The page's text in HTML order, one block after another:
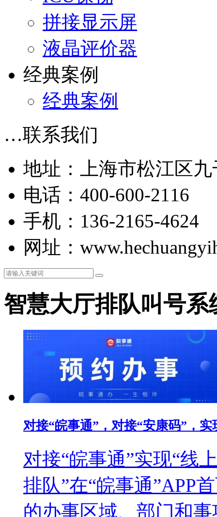
拼接显示屏
液晶评价器
经典案例
经典案例
…联系我们
地址：上海市松江区
电话：400-600-2116
手机：136-2165-4624
网址：
智慧大厅排队叫号系
对接“皖事通”，对接“安康码”，
对接“皖事通”实现“线
排队”在“皖事通”APP
的办事区域、部门和